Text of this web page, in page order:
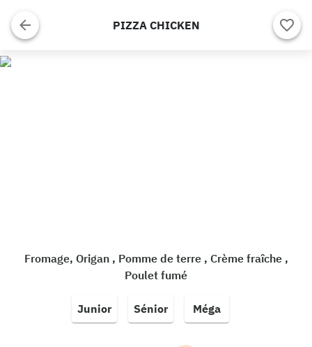
PIZZA CHICKEN
Fromage, Origan , Pomme de terre , Crème fraîche ,
Poulet fumé
Junior Sénior Méga